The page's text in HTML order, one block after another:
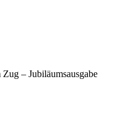
– Jubiläumsausgabe